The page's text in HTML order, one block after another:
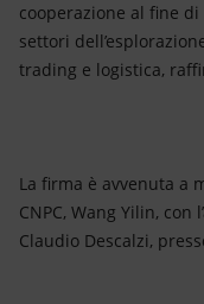
Energia
Innovazione
cooperazione al fine
settori
trading e logistica,
La firma è avvenuta a
CNPC, Wang Yilin,
Claudio Descalzi,